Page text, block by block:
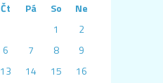
Čt Pá So
Ne
1
2
6 7 8
9
13 14 15
16